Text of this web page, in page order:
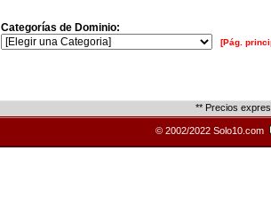
Categorías de Dominio:
[Pág.
** Precios
© 2002/2022 Solo10.com